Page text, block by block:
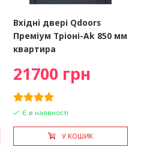
Вхідні двері Qdoors
Преміум Тріоні-Ak 850 мм
квартира
21700 грн
Є в наявності
У КОШИК